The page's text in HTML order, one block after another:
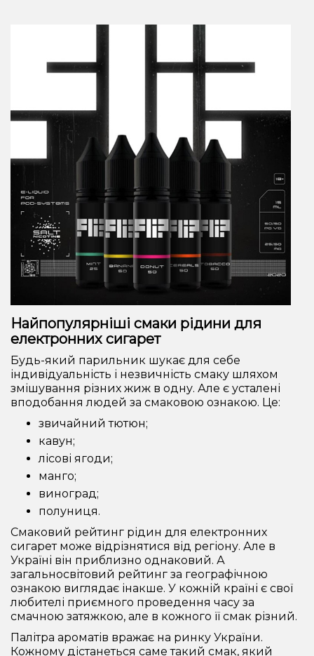
Найпопулярніші смаки рідини для
електронних сигарет
Будь-який парильник шукає для себе
індивідуальність і незвичність смаку шляхом
змішування різних жиж в одну. Але є усталені
вподобання людей за смаковою ознакою. Це:
звичайний тютюн;
кавун;
лісові ягоди;
манго;
виноград;
полуниця.
Смаковий рейтинг рідин для електронних
сигарет може відрізнятися від регіону. Але в
Україні він приблизно однаковий. А
загальносвітовий рейтинг за географічною
ознакою виглядає інакше. У кожній країні є свої
любителі приємного проведення часу за
смачною затяжкою, але в кожного її смак різний.
Палітра ароматів вражає на ринку України.
Кожному дістанеться саме такий смак, який